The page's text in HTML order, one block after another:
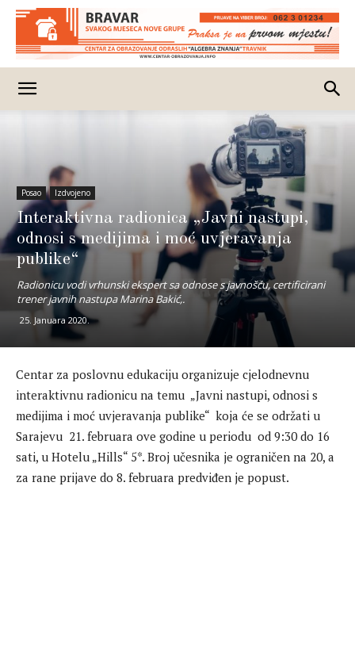
Posao Izdvojeno
Interaktivna radionica „Javni nastupi,
odnosi s medijima i moć uvjeravanja
publike“
Radionicu vodi vrhunski ekspert sa odnose s javnošću, certificirani
trener javnih nastupa Marina Bakić,.
25. Januara 2020.
Centar za poslovnu edukaciju organizuje cjelodnevnu
interaktivnu radionicu na temu „Javni nastupi, odnosi s
medijima i moć uvjeravanja publike“ koja će se održati u
Sarajevu 21. februara ove godine u periodu od 9:30 do 16
sati, u Hotelu „Hills“ 5*. Broj učesnika je ograničen na 20, a
za rane prijave do 8. februara predviđen je popust.